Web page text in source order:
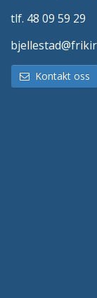
tlf. 48 09 59 29
Kontakt oss